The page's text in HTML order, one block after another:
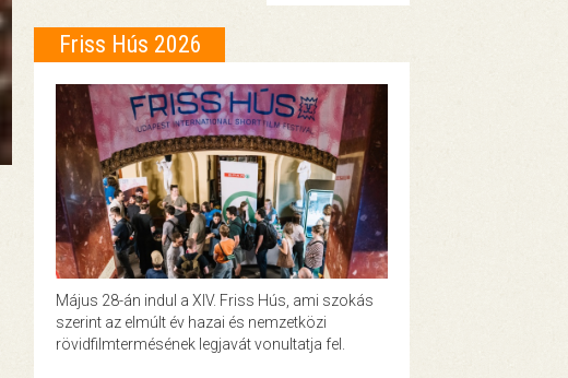
Friss Hús 2026
Május 28-án indul a XIV. Friss Hús, ami szokás
szerint az elmúlt év hazai és nemzetközi
rövidfilmtermésének legjavát vonultatja fel.